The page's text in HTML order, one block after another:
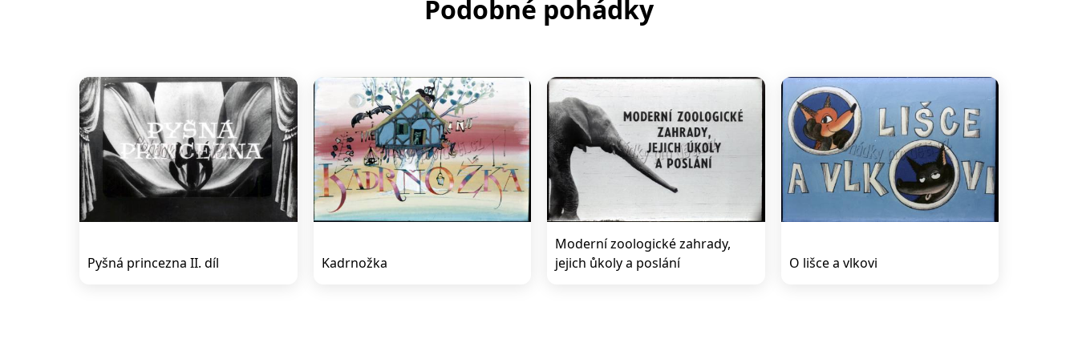
Podobné pohádky
Pyšná princezna II. díl Kadrnožka
Moderní zoologické zahrady,
jejich ůkoly a poslání
O lišce a vlkovi